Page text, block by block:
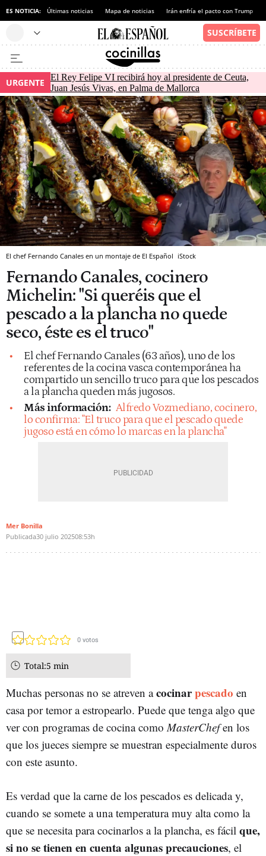
ES NOTICIA: Últimas noticias Mapa de noticias Irán enfría el pacto con Trump
URGENTE
El Rey Felipe VI recibirá hoy al presidente de Ceuta,
Juan Jesús Vivas, en Palma de Mallorca
El chef Fernando Canales en un montaje de El Español iStock
Fernando Canales, cocinero
Michelin: "Si queréis que el
pescado a la plancha no quede
seco, éste es el truco"
El chef Fernando Canales (63 años), uno de los
referentes de la cocina vasca contemporánea ha
compartido un sencillo truco para que los pescados
a la plancha queden más jugosos.
Más información: Alfredo Vozmediano, cocinero,
lo confirma: "El truco para que el pescado quede
jugoso está en cómo lo marcas en la plancha"
Mer Bonilla
Publicada30 julio 202508:53h
0 votos
Total:5 min
Muchas personas no se atreven acocinarpescado en
casa por temor a estropearlo. Puede que tenga algo que
ver con programas de cocina como MasterChefen los
que los jueces siempre se muestran especialmente duros
con este asunto.
Es verdad que la carne de los pescados es delicada y,
cuando se somete a una temperatura muy alta como la
que se necesita para cocinarlos a la plancha, es fácil que,
si no se tienen en cuenta algunas precauciones, el